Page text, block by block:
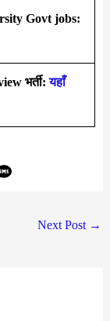
Govt jobs:
भर्ती:यहाँ
Next Post →